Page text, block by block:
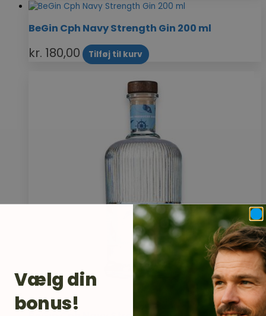
BeGin Cph Navy Strength Gin 200 ml
kr. 180,00 Tilføj til kurv
Vælg din
bonus!